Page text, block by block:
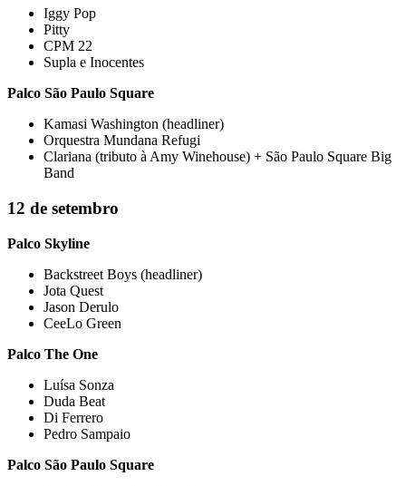
Iggy Pop
Pitty
CPM 22
Supla e Inocentes
Palco São Paulo Square
Kamasi Washington (headliner)
Orquestra Mundana Refugi
Clariana (tributo à Amy Winehouse) + São Paulo Square Big
Band
12 de setembro
Palco Skyline
Backstreet Boys (headliner)
Jota Quest
Jason Derulo
CeeLo Green
Palco The One
Luísa Sonza
Duda Beat
Di Ferrero
Pedro Sampaio
Palco São Paulo Square